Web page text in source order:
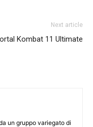
Next article
Kombat 11 Ultimate
un gruppo variegato di